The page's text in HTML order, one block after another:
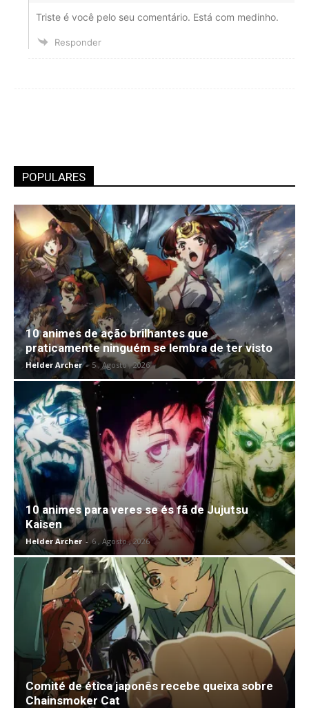
Triste é você pelo seu comentário. Está com medinho.
Responder
POPULARES
10 animes de ação brilhantes que
praticamente ninguém se lembra de ter visto
Helder Archer - 5 , Agosto , 2026
10 animes para veres se és fã de Jujutsu
Kaisen
Helder Archer - 6 , Agosto , 2026
Comité de ética japonês recebe queixa sobre
Chainsmoker Cat